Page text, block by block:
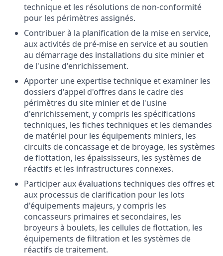
technique et les résolutions de non-conformité
pour les périmètres assignés.
Contribuer à la planification de la mise en service,
aux activités de pré-mise en service et au soutien
au démarrage des installations du site minier et
de l'usine d'enrichissement.
Apporter une expertise technique et examiner les
dossiers d'appel d'offres dans le cadre des
périmètres du site minier et de l'usine
d'enrichissement, y compris les spécifications
techniques, les fiches techniques et les demandes
de matériel pour les équipements miniers, les
circuits de concassage et de broyage, les systèmes
de flottation, les épaississeurs, les systèmes de
réactifs et les infrastructures connexes.
Participer aux évaluations techniques des offres et
aux processus de clarification pour les lots
d'équipements majeurs, y compris les
concasseurs primaires et secondaires, les
broyeurs à boulets, les cellules de flottation, les
équipements de filtration et les systèmes de
réactifs de traitement.